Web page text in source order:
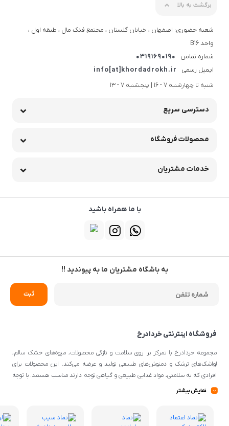
برگشت به بالا
شعبه حضوری: اصفهان ، خیابان گلستان ، مجتمع فدک مال ، طبقه اول ،
واحد B16
شماره تماس
03191690190
ایمیل رسمی
info[at]khordadrokh.ir
شنبه تا چهارشنبه 7 - 16 | پنجشنبه 7 - 13
دسترسی سریع
محصولات فروشگاه
خدمات مشتریان
با ما همراه باشید
به باشگاه مشتریان ما به پیوندید !!
فروشگاه اینترنتی خردادرخ
مجموعه خردادرخ با تمرکز بر روی سلامت و تازگی محصولات، میوه‌های خشک سالم،
لواشک‌های ترشک و دمنوش‌های طبیعی تولید و عرضه می‌کند. این محصولات برای
افرادی که به سلامتی، مواد غذایی طبیعی و گیاهی توجه دارند مناسب هستند. با توجه
به اینکه از مواد اولیه طبیعی و کیفیتی برای تهیه محصولات استفاده می‌شود، می‌توانند
نمایش بیشتر